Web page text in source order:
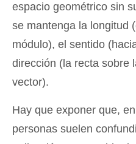
espacio geométrico sin
se mantenga la longitud
módulo), el sentido
dirección (la recta sobre
vector).
Hay que exponer que,
personas suelen